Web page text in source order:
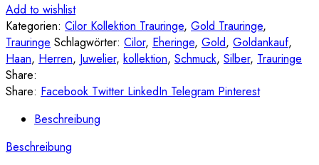
Add to wishlist
Kategorien: Cilor Kollektion Trauringe, Gold Trauringe,
Trauringe Schlagwörter: Cilor, Eheringe, Gold, Goldankauf,
Haan, Herren, Juwelier, kollektion, Schmuck, Silber, Trauringe
Share:
Share: Facebook Twitter LinkedIn Telegram Pinterest
Beschreibung
Beschreibung